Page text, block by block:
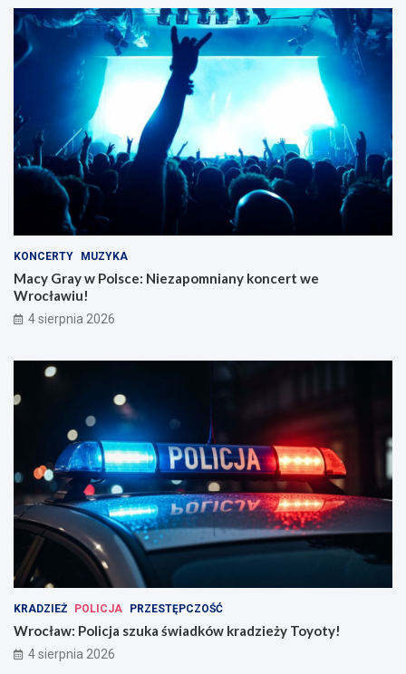
KONCERTY MUZYKA
Macy Gray w Polsce: Niezapomniany koncert we
Wrocławiu!
4 sierpnia 2026
KRADZIEŻ POLICJA PRZESTĘPCZOŚĆ
Wrocław: Policja szuka świadków kradzieży Toyoty!
4 sierpnia 2026